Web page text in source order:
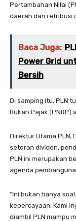
Pertambahan Nilai
daerah dan retribusi
Baca Juga:
Power Grid
Bersih
Di samping itu, PLN
Bukan Pajak (PNBP)
Direktur Utama PLN,
setoran dividen,
PLN ini merupakan
agenda
“Ini bukan hanya
kepercayaan. Kami
diambil PLN mampu